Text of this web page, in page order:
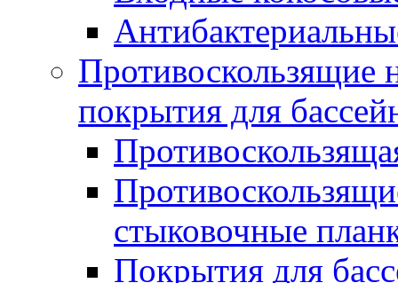
Противоскользящие
покрытия для
стыковочные
Покрытия для